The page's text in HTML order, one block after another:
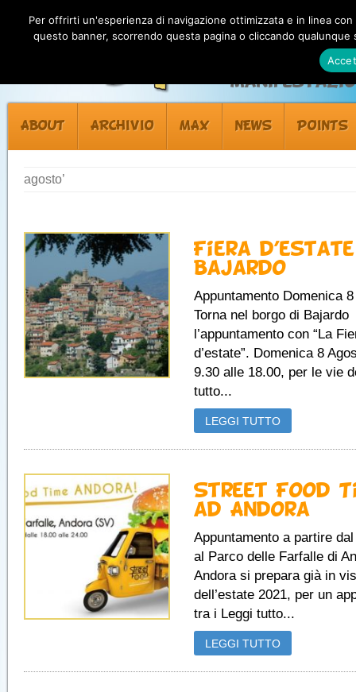
ABOUT ARCHIVIO MAX NEWS POINTS
agosto’
Fiera
Bajardo
Appuntamento Domenica
Torna nel borgo di Bajardo
l’appuntamento con “La
d’estate”. Domenica 8
9.30 alle 18.00, per le vie
tutto...
LEGGI TUTTO
Street Food
ad Andora
Appuntamento a partire
al Parco delle Farfalle di
Andora si prepara già in
dell’estate 2021, per un
tra i Leggi tutto...
LEGGI TUTTO
Per offrirti un'esperienza di navigazione ottimizzata e in linea
questo banner, scorrendo questa pagina o cliccando